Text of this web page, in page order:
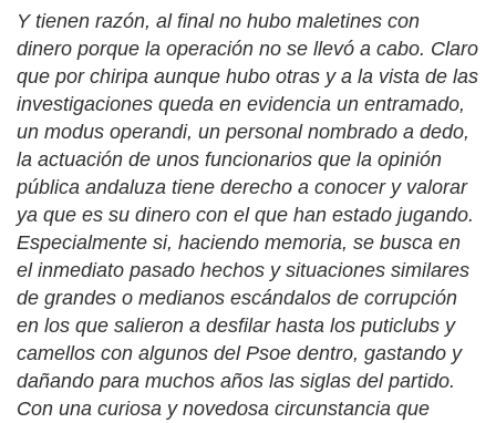
Y tienen razón, al final no hubo maletines con
dinero porque la operación no se llevó a cabo. Claro
que por chiripa aunque hubo otras y a la vista de las
investigaciones queda en evidencia un entramado,
un modus operandi, un personal nombrado a dedo,
la actuación de unos funcionarios que la opinión
pública andaluza tiene derecho a conocer y valorar
ya que es su dinero con el que han estado jugando.
Especialmente si, haciendo memoria, se busca en
el inmediato pasado hechos y situaciones similares
de grandes o medianos escándalos de corrupción
en los que salieron a desfilar hasta los puticlubs y
camellos con algunos del Psoe dentro, gastando y
dañando para muchos años las siglas del partido.
Con una curiosa y novedosa circunstancia que